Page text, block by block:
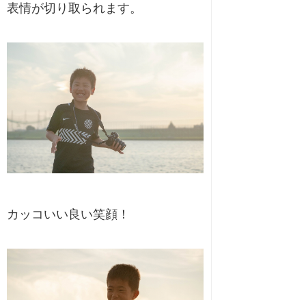
表情が切り取られます。
カッコいい良い笑顔！